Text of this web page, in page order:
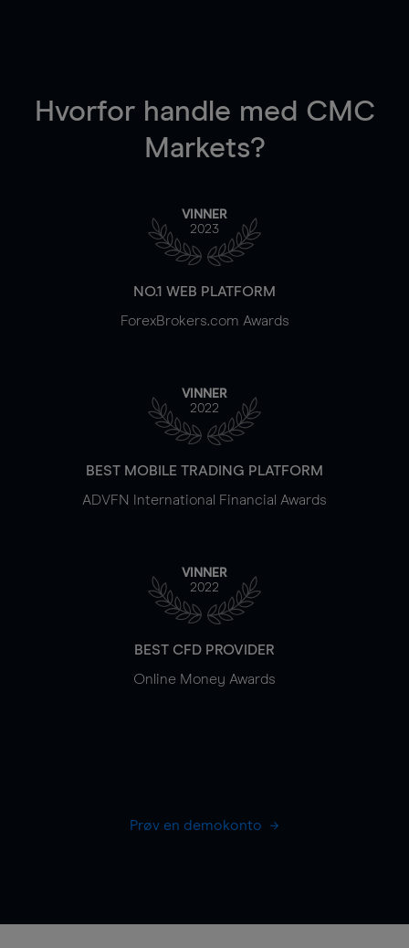
Hvorfor handle med CMC
Markets?
VINNER
2023
NO.1 WEB PLATFORM
ForexBrokers.com Awards
VINNER
2022
BEST MOBILE TRADING PLATFORM
ADVFN International Financial Awards
VINNER
2022
BEST CFD PROVIDER
Online Money Awards
Prøv en demokonto